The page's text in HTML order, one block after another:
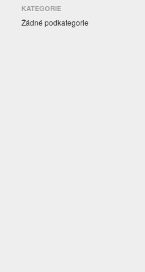
KATEGORIE
Žádné podkategorie